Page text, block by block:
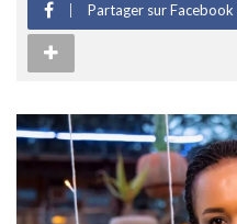
Partager sur Facebook